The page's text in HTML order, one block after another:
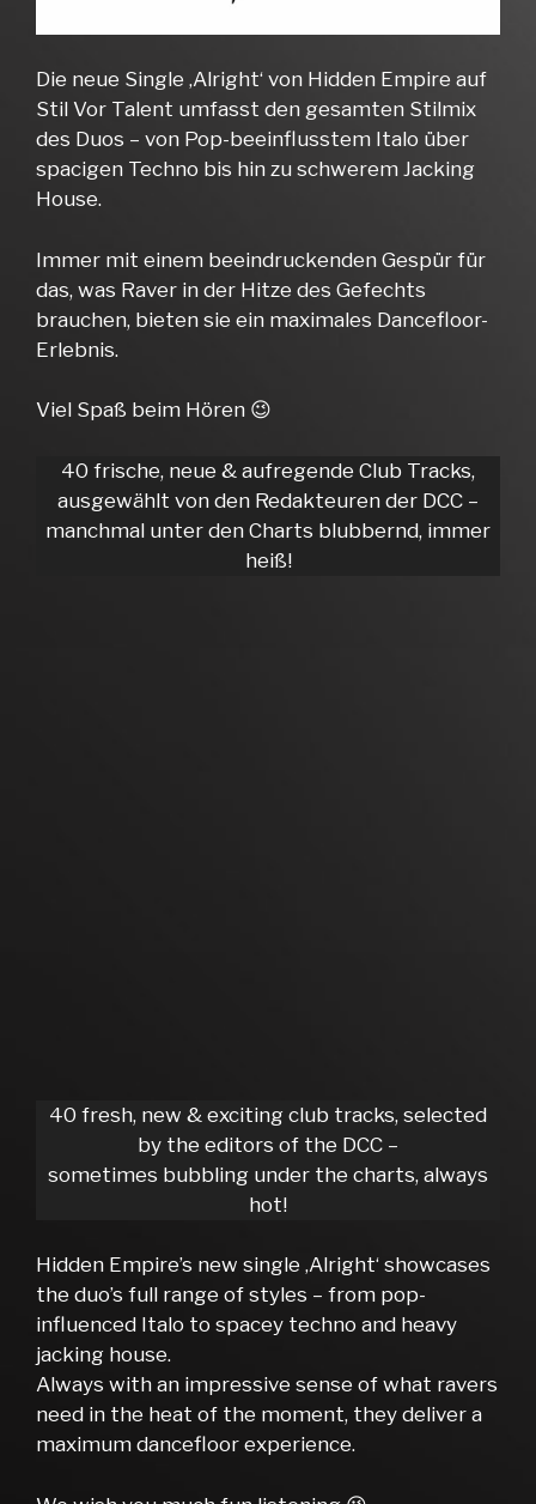
Die neue Single ‚Alright‘ von Hidden Empire auf
Stil Vor Talent umfasst den gesamten Stilmix
des Duos – von Pop-beeinflusstem Italo über
spacigen Techno bis hin zu schwerem Jacking
House.
Immer mit einem beeindruckenden Gespür für
das, was Raver in der Hitze des Gefechts
brauchen, bieten sie ein maximales Dancefloor-
Erlebnis.
Viel Spaß beim Hören 😉
40 frische, neue & aufregende Club Tracks,
ausgewählt von den Redakteuren der DCC –
manchmal unter den Charts blubbernd, immer
heiß!
40 fresh, new & exciting club tracks, selected
by the editors of the DCC –
sometimes bubbling under the charts, always
hot!
Hidden Empire’s new single ‚Alright‘ showcases
the duo’s full range of styles – from pop-
influenced Italo to spacey techno and heavy
jacking house.
Always with an impressive sense of what ravers
need in the heat of the moment, they deliver a
maximum dancefloor experience.